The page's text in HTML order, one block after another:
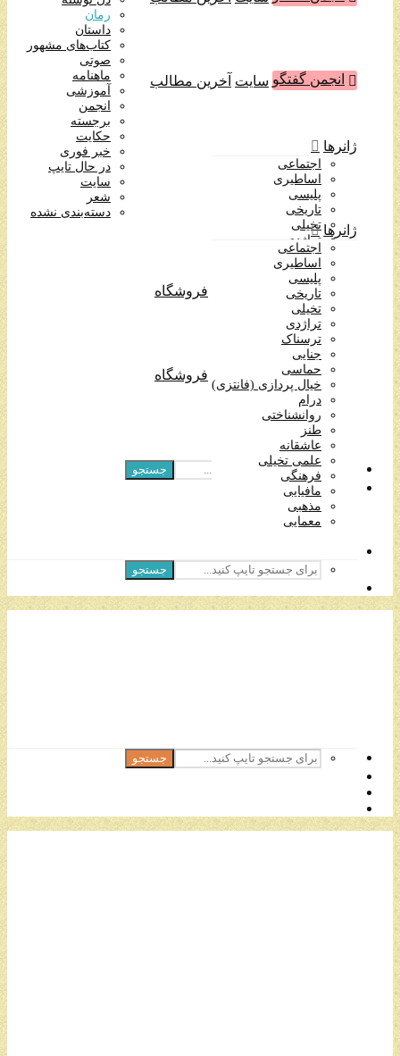
آموزشی
انجمن
برجسته
حکایت
خبر فوری
در حال تایپ
سایت
شعر
دسته‌بندی نشده
ژانرها
اجتماعی
اساطیری
پلیسی
تاریخی
تخیلی
تراژدی
ترسناک
جنایی
حماسی
خیال پردازی (فانتزی)
درام
روانشناختی
طنز
عاشقانه
علمی تخیلی
فرهنگی
مافیایی
مذهبی
معمایی
فروشگاه
جستجو
انجمن گفتگو سایت آخرین مطالب
رمان
داستان
کتاب‌های مشهور
صوتی
ماهنامه
آموزشی
انجمن
برجسته
حکایت
خبر فوری
در حال تایپ
سایت
شعر
دسته‌بندی نشده
ژانرها
اجتماعی
اساطیری
پلیسی
تاریخی
تخیلی
تراژدی
ترسناک
جنایی
حماسی
خیال پردازی (فانتزی)
درام
روانشناختی
طنز
عاشقانه
علمی تخیلی
فرهنگی
مافیایی
مذهبی
معمایی
فروشگاه
جستجو
جستجو